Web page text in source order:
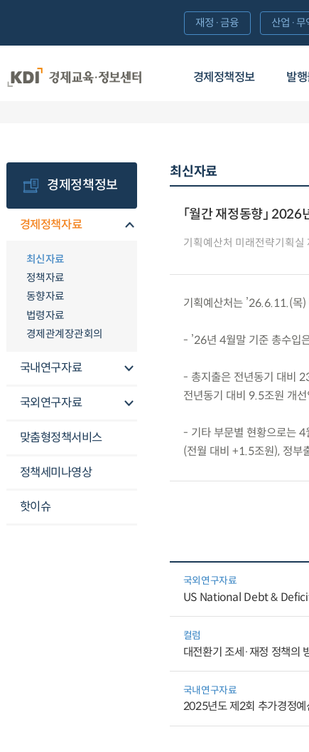
경제정책정보 발
재정·금융 산업·무
경제정책정보
경제정책자료
최신자료
정책자료
동향자료
법령자료
경제관계장관회의
국내연구자료
국외연구자료
맞춤형정책서비스
정책세미나영상
핫이슈
최신자료
「월간 재정동향」
기획예산처 미래전략기획
기획예산처는 ’26.6.11.(목)
- ’26년 4월말 기준 총수입
- 총지출은 전년동기 대비
전년동기 대비 9.5조원 개선
- 기타 부문별 현황으로는
(전월 대비 +1.5조원), 정부
국외연구자료
US National Debt &
컬럼
대전환기 조세·재정 정책의
국내연구자료
2025년도 제2회 추가경정예